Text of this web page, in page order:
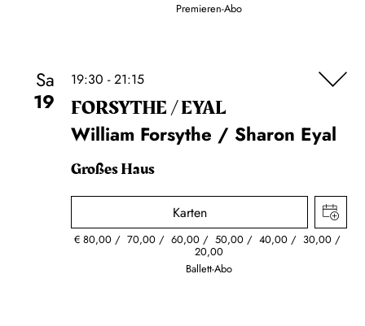
Premieren-Abo
Sa
19
19:30 - 21:15
FORSYTHE / EYAL
William Forsythe / Sharon Eyal
Großes Haus
Karten
€80,00 70,00 60,00 50,00 40,00 30,00
20,00
Ballett-Abo